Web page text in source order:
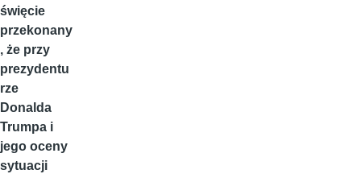
święcie
przekonany
, że przy
prezydentu
rze
Donalda
Trumpa i
jego oceny
sytuacji